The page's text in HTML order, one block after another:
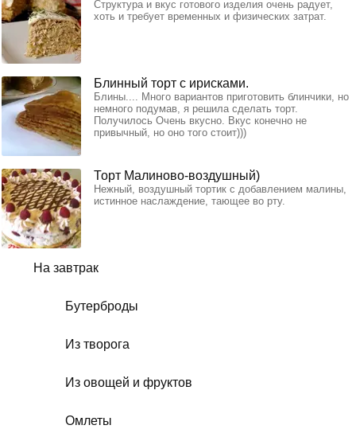
На завтрак
Бутерброды
Из творога
Из овощей и фруктов
Омлеты
Структура и вкус готового изделия очень радует,
хоть и требует временных и физических затрат.
Блинный торт с ирисками.
Блины.... Много вариантов приготовить блинчики, но
немного подумав, я решила сделать торт.
Получилось Очень вкусно. Вкус конечно не
привычный, но оно того стоит)))
Торт Малиново-воздушный)
Нежный, воздушный тортик с добавлением малины,
истинное наслаждение, тающее во рту.